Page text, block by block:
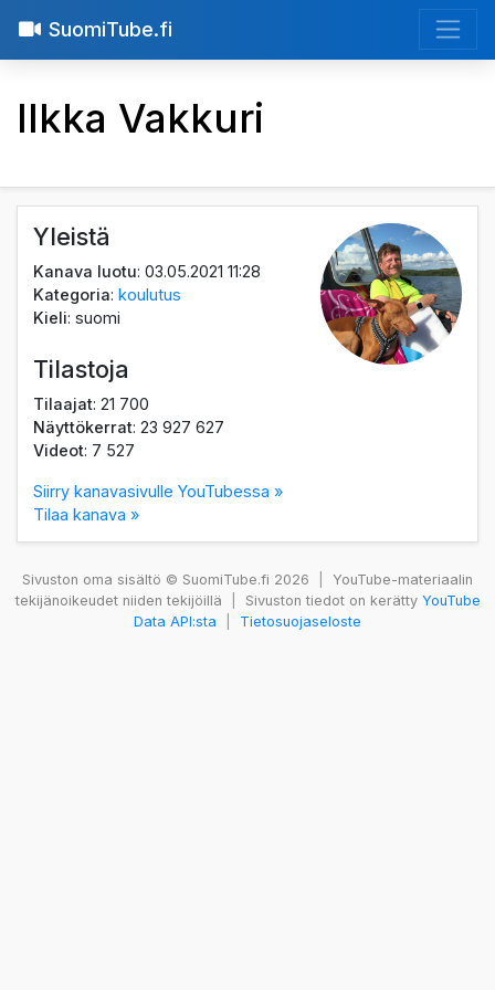
SuomiTube.fi
Ilkka Vakkuri
Yleistä
Kanava luotu: 03.05.2021 11:28
Kategoria:koulutus
Kieli: suomi
Tilastoja
Tilaajat: 21 700
Näyttökerrat: 23 927 627
Videot: 7 527
Siirry kanavasivulle YouTubessa »
Tilaa kanava »
Sivuston oma sisältö © SuomiTube.fi 2026
YouTube-materiaalin
tekijänoikeudet niiden tekijöillä
Sivuston tiedot on kerätty YouTube
Data API:sta
Tietosuojaseloste